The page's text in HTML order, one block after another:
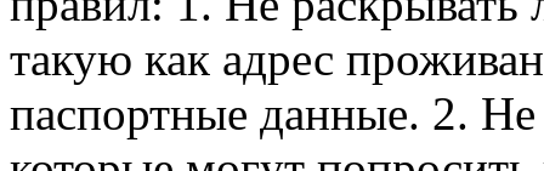
такую как адрес
паспортные данные. 2. Не